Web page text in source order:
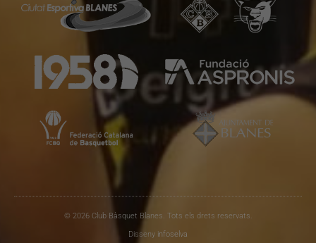
© 2026 Club Bàsquet Blanes. Tots els drets reservats.
Disseny infoselva